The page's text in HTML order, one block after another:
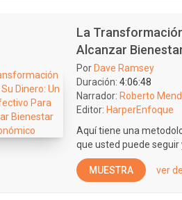
La
Alcanzar
Por Dave Ramsey
Duración: 4:06:48
Narrador: Roberto
Editor: HarperEnfoque
Aquí tiene una
que usted puede seguir
MUESTRA ver